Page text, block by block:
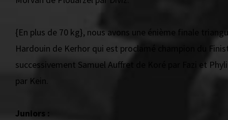
{En plus de 70 kg}, nous avons une énième finale
Hardouin de Kerhor qui est proclamé champion du
successivement Samuel Auffret de Koré par Fazi et
par Kein.
Juniors :